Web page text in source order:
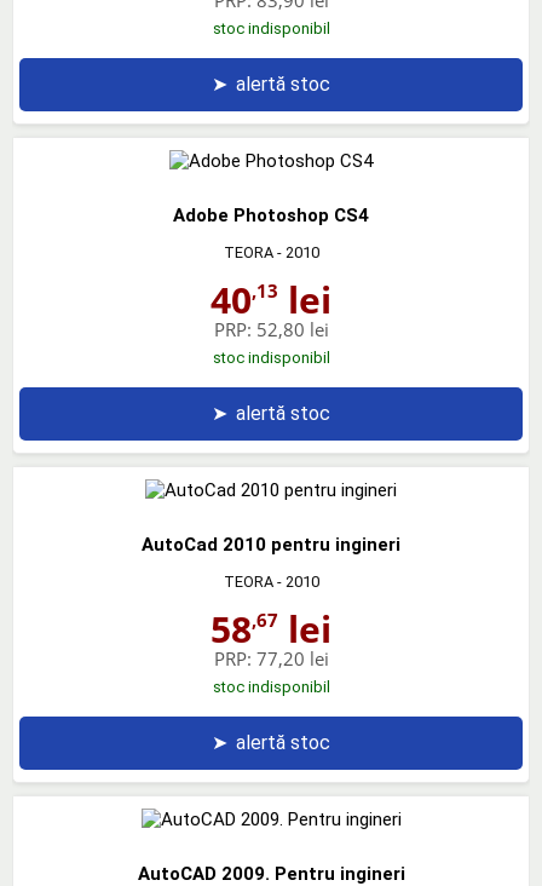
stoc indisponibil
➤ alertă stoc
Adobe Photoshop CS4
TEORA- 2010
40,13 lei
PRP: 52,80 lei
stoc indisponibil
➤ alertă stoc
AutoCad 2010 pentru ingineri
TEORA- 2010
58,67 lei
PRP: 77,20 lei
stoc indisponibil
➤ alertă stoc
AutoCAD 2009. Pentru ingineri